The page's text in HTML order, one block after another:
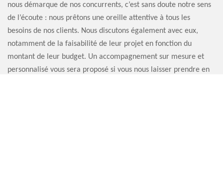
nous démarque de nos concurrents, c’est sans doute notre sens
de l’écoute : nous prêtons une oreille attentive à tous les
besoins de nos clients. Nous discutons également avec eux,
notamment de la faisabilité de leur projet en fonction du
montant de leur budget. Un accompagnement sur mesure et
personnalisé vous sera proposé si vous nous laisser prendre en